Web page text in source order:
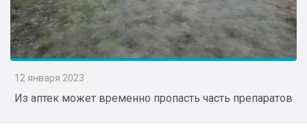
12 января 2023
Из аптек может временно пропасть часть препаратов